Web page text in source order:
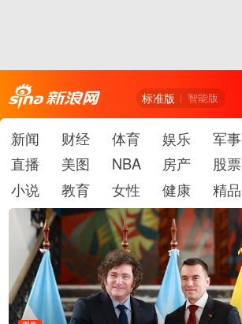
标准版 智能版
新闻 财经 体育 娱乐 军事
直播
美图 NBA 房产 股票
小说
教育 女性 健康 精品